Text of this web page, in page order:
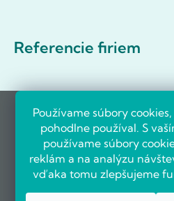
Používame súbory
pohodlne používal. S
používame súbory
reklám a na analýzu
vďaka tomu zlepšujeme
Referencie firiem